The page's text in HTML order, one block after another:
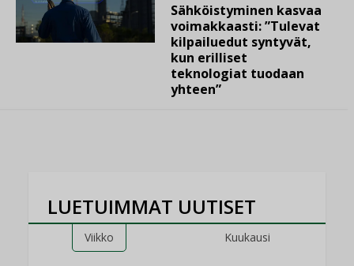
Sähköistyminen kasvaa
voimakkaasti: ”Tulevat
kilpailuedut syntyvät,
kun erilliset
teknologiat tuodaan
yhteen”
LUETUIMMAT UUTISET
Viikko Kuukausi